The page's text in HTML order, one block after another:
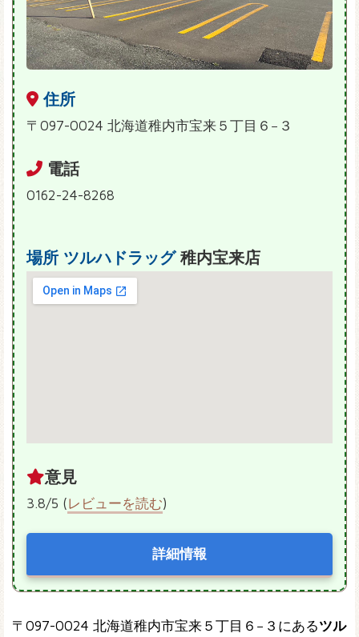
住所
〒097-0024 北海道稚内市宝来５丁目６−３
電話
0162-24-8268
場所 ツルハドラッグ稚内宝来店
意見
3.8/5 (レビューを読む)
詳細情報
〒097-0024 北海道稚内市宝来５丁目６−３にあるツル